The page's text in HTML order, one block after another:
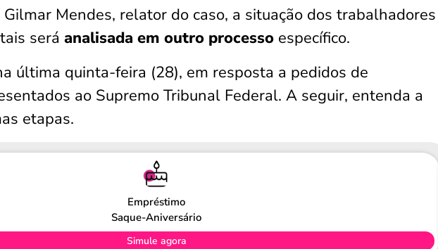
Mendes, relator do caso, a situação dos trabalhadores
será analisada em outro processo específico.
última quinta-feira (28), em resposta a pedidos de
ao Supremo Tribunal Federal. A seguir, entenda a
etapas.
Empréstimo
Saque-Aniversário
Simule agora